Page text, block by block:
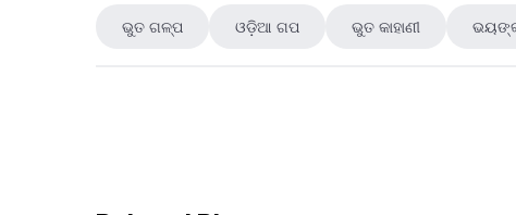
ଭୁତ ଗଳ୍ପ ଓଡ଼ିଆ ଗପ ଭୁତ କାହାଣୀ